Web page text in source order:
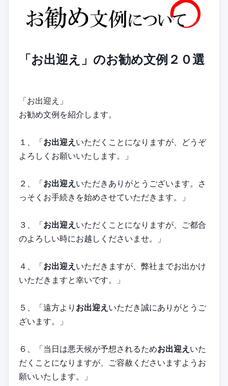
「お出迎え」のお勧め文例２０選
「お出迎え」
お勧め文例を紹介します。
１、「お出迎え いただくことになりますが、どうぞ
よろしくお願いいたします。」
２、「お出迎え いただきありがとうございます。さ
っそくお手続きを始めさせていただきます。」
３、「お出迎え いただくことになりますが、ご都合
のよろしい時にお越しくださいませ。」
４、「お出迎え いただきますが、弊社までお出かけ
いただきますと幸いです。」
５、「遠方より お出迎え いただき誠にありがとうご
ざいます。」
６、「当日は悪天候が予想されるためお出迎え いた
だくことになりますが、ご容赦くださいますようお
願いいたします。」